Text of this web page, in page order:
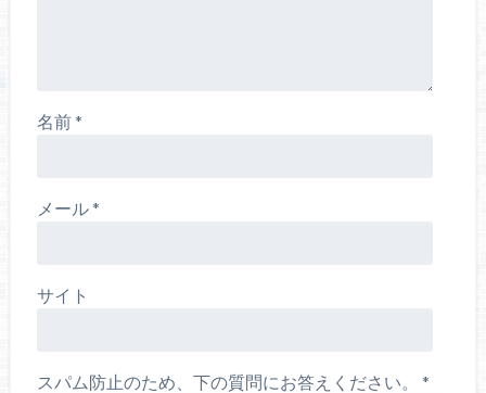
名前*
メール*
サイト
スパム防止のため、下の質問にお答えください。 *